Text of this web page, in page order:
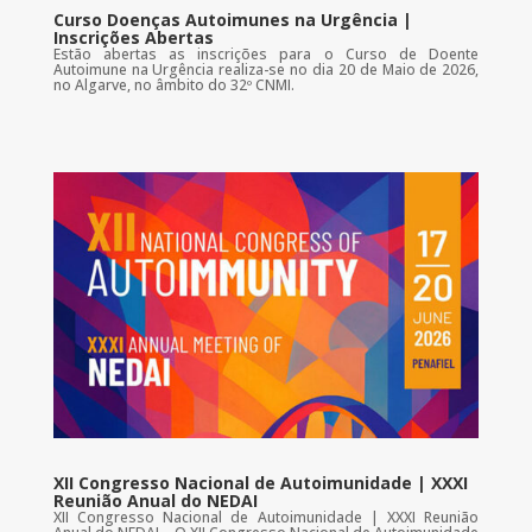
Curso Doenças Autoimunes na Urgência |
Inscrições Abertas
Estão abertas as inscrições para o Curso de Doente
Autoimune na Urgência realiza-se no dia 20 de Maio de 2026,
no Algarve, no âmbito do 32º CNMI.
XII Congresso Nacional de Autoimunidade | XXXI
Reunião Anual do NEDAI
XII Congresso Nacional de Autoimunidade | XXXI Reunião